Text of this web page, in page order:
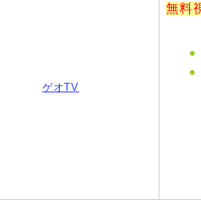
ゲオTV
無料